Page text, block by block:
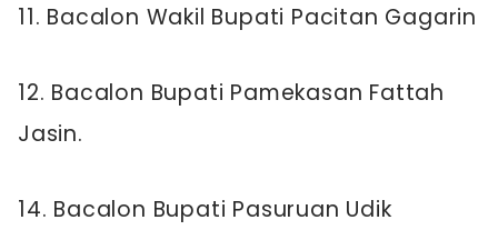
11. Bacalon Wakil Bupati Pacitan Gagarin
12. Bacalon Bupati Pamekasan Fattah
Jasin.
14. Bacalon Bupati Pasuruan Udik